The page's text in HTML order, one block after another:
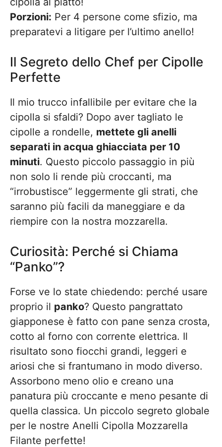
Porzioni: Per 4 persone come sfizio, ma
preparatevi a litigare per l’ultimo anello!
Il Segreto dello Chef per Cipolle
Perfette
Il mio trucco infallibile per evitare che la
cipolla si sfaldi? Dopo aver tagliato le
cipolle a rondelle, mettete gli anelli
separati in acqua ghiacciata per 10
minuti. Questo piccolo passaggio in più
non solo li rende più croccanti, ma
“irrobustisce” leggermente gli strati, che
saranno più facili da maneggiare e da
riempire con la nostra mozzarella.
Curiosità: Perché si Chiama
“Panko”?
Forse ve lo state chiedendo: perché usare
proprio il panko? Questo pangrattato
giapponese è fatto con pane senza crosta,
cotto al forno con corrente elettrica. Il
risultato sono fiocchi grandi, leggeri e
ariosi che si frantumano in modo diverso.
Assorbono meno olio e creano una
panatura più croccante e meno pesante di
quella classica. Un piccolo segreto globale
per le nostre Anelli Cipolla Mozzarella
Filante perfette!